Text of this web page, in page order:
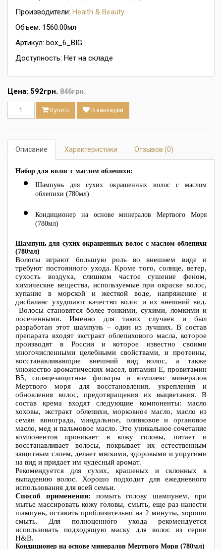
Производители: Health & Beauty
Объем: 1560.00мл
Артикул: box_6_BIG
Доступность: Нет на складе
Цена: 592грн. 846грн.
Купить В закладки
Описание Характеристики Отзывов (0)
Набор для волос с маслом облепихи:
Шампунь для сухих окрашенных волос с маслом
облепихи (780мл)
Кондиционер на основе минералов Мертвого Моря
(780мл)
Шампунь для сухих окрашенных волос с маслом облепихи
(780мл)
Волосы играют большую роль во внешнем виде и
требуют постоянного ухода. Кроме того, солнце, ветер,
сухость воздуха, слишком частое сушение феном,
химические вещества, используемые при окраске волос,
купание в морской и жесткой воде, напряжение и
дисбаланс ухудшают качество волос и их внешний вид.
Волосы становятся более тонкими, сухими, ломкими и
посеченными. Именно для таких случаев и был
разработан этот шампунь – один из лучших. В состав
препарата входят экстракт облепихового масла, которое
производят в России и которое известно своими
многочисленными целебными свойствами, и протеины,
восстанавливающие внешний вид волос, а также
множество ароматических масел, витамин Е, провитамин
В5, солнцезащитные фильтры и комплекс минералов
Мертвого моря для восстановления, укрепления и
обновления волос, предотвращения их выцветания. В
состав крема входят следующие компоненты: масло
хоховы, экстракт облепихи, морковное масло, масло из
семян винограда, миндальное, оливковое и органовое
масло, мед и пальмовое масло. Это уникальное сочетание
компонентов проникает в кожу головы, питает и
восстанавливает волосы, покрывает их естественным
защитным слоем, делает мягкими, здоровыми и упругими
на вид и придает им чудесный аромат.
Рекомендуется для сухих, крашеных и склонных к
выпадению волос. Хорошо подходит для ежедневного
использования для всей семьи.
Способ применения: помыть голову шампунем, при
мытье массировать кожу головы, смыть, еще раз нанести
шампунь, оставить приблизительно на 2 минуты, хорошо
смыть. Для полноценного ухода рекомендуется
использовать подходящую маску для волос из серии
Н&В.
Кондиционер на основе минералов Мертвого Моря (780мл)